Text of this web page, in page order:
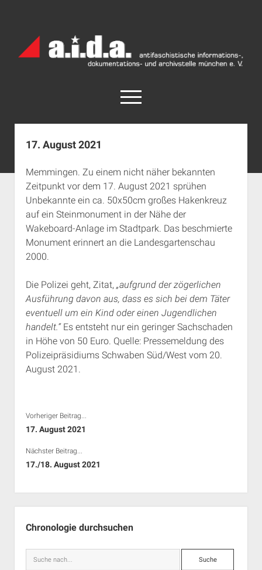
Archiv
München
open
menu
facebook
rss info@aida-archiv.de
Aktuelles
Termine
open
dropdown
menu
Antifaschistische Termine im Süden
Antifaschistische Termine in München
Chronologie
Das Archiv
open
dropdown
RSS-Feeds, Twitter & Facebook
Bibliothek
Kontakt & PGP-Key
17. August 2021
Memmingen. Zu einem nicht näher bekannten
Zeitpunkt vor dem 17. August 2021 sprühen
Unbekannte ein ca. 50x50cm großes Hakenkreuz
auf ein Steinmonument in der Nähe der
Wakeboard-Anlage im Stadtpark. Das beschmierte
Monument erinnert an die Landesgartenschau
2000.
Die Polizei geht, Zitat, „aufgrund der zögerlichen
Ausführung davon aus, dass es sich bei dem Täter
eventuell um ein Kind oder einen Jugendlichen
handelt.“Es entsteht nur ein geringer Sachschaden
in Höhe von 50 Euro. Quelle: Pressemeldung des
Polizeipräsidiums Schwaben Süd/West vom 20.
August 2021.
Vorheriger Beitrag...
17. August 2021
Nächster Beitrag...
17./18. August 2021
Chronologie durchsuchen
Suche